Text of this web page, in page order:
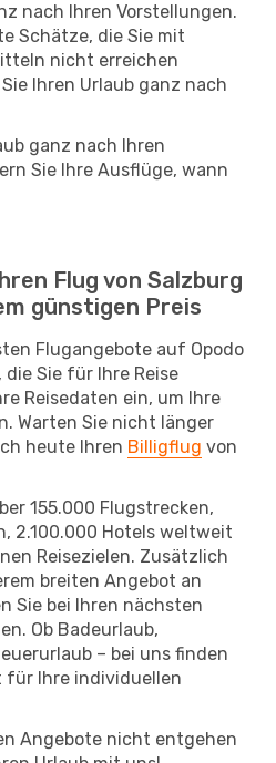
nach Ihren Vorstellungen.
Schätze, die Sie mit
nicht erreichen
Ihren Urlaub ganz nach
ganz nach Ihren
Sie Ihre Ausflüge, wann
Flug von Salzburg
günstigen Preis
Flugangebote auf Opodo
Sie für Ihre Reise
Reisedaten ein, um Ihre
Warten Sie nicht länger
heute Ihren Billigflug von
155.000 Flugstrecken,
2.100.000 Hotels weltweit
Reisezielen. Zusätzlich
breiten Angebot an
Sie bei Ihren nächsten
Ob Badeurlaub,
– bei uns finden
für Ihre individuellen
Angebote nicht entgehen